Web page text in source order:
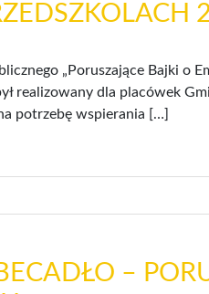
„Poruszające Bajki o
realizowany dla placówek
potrzebę wspierania […]
–